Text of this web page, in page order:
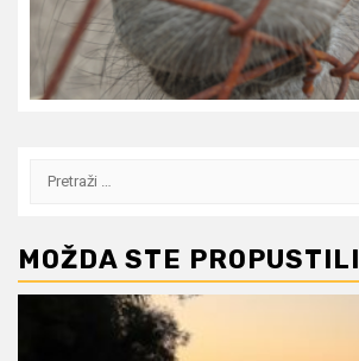
Pretraži:
MOŽDA STE PROPUSTILI